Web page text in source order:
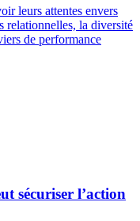
leurs attentes envers
relationnelles, la diversité
de performance
sécuriser l’action